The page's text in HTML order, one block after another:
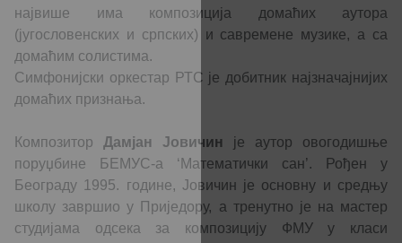
највише има композиција домаћих аутора
(југословенских и српских) и савремене музике, а са
домаћим солистима.
Симфонијски оркестар РТС је добитник најзначајнијих
домаћих признања.
Композитор Дамјан Јовичин је аутор овогодишње
поруџбине БЕМУС-а ‘Математички сан’. Рођен у
Београду 1995. године, Јовичин је основну и средњу
школу завршио у Приједору, а тренутно је на мастер
студијама одсека за композицију ФМУ у класи